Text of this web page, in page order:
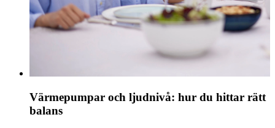
Värmepumpar och ljudnivå: hur du hittar rätt
balans